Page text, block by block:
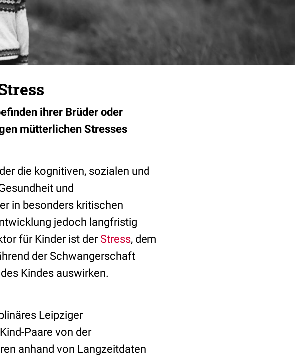
ihrer Brüder oder
mütterlichen Stresses
die kognitiven, sozialen und
und
in besonders kritischen
jedoch langfristig
für Kinder ist der Stress, dem
der Schwangerschaft
Kindes auswirken.
Leipziger
Paare von der
anhand von Langzeitdaten